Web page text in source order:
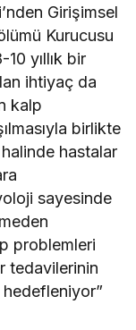
Girişimsel
Kurucusu
yıllık bir
ihtiyaç da
kalp
birlikte
hastalar
sayesinde
problemleri
tedavilerinin